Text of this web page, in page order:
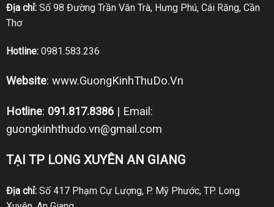
Địa chỉ:Số 98 Đường Trần Văn Trà, Hưng Phú, Cái Răng, Cần
Thơ
Hotline: 0981.583.236
Website: www.GuongKinhThuDo.Vn
Hotline: 091.817.8386| Email:
guongkinhthudo.vn@gmail.com
TẠI TP LONG XUYÊN AN GIANG
Địa chỉ:Số 417 Phạm Cự Lượng, P. Mỹ Phước, TP. Long